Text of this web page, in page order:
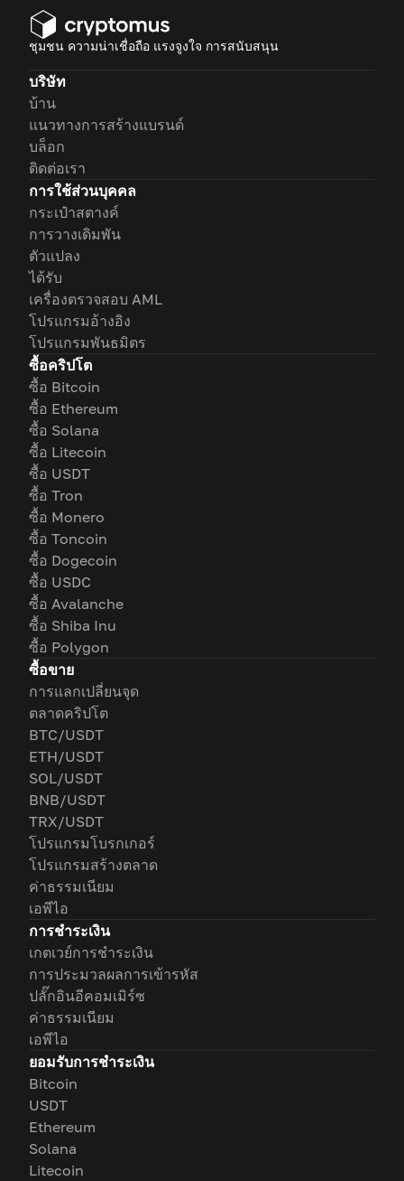
ชุมชน ความน่าเชื่อถือ แรงจูงใจ การสนับสนุน
บริษัท
บ้าน
แนวทางการสร้างแบรนด์
บล็อก
ติดต่อเรา
การใช้ส่วนบุคคล
กระเป๋าสตางค์
การวางเดิมพัน
ตัวแปลง
ได้รับ
เครื่องตรวจสอบ AML
โปรแกรมอ้างอิง
โปรแกรมพันธมิตร
ซื้อคริปโต
ซื้อ Bitcoin
ซื้อ Ethereum
ซื้อ Solana
ซื้อ Litecoin
ซื้อ USDT
ซื้อ Tron
ซื้อ Monero
ซื้อ Toncoin
ซื้อ Dogecoin
ซื้อ USDC
ซื้อ Avalanche
ซื้อ Shiba Inu
ซื้อ Polygon
ซื้อขาย
การแลกเปลี่ยนจุด
ตลาดคริปโต
BTC/USDT
ETH/USDT
SOL/USDT
BNB/USDT
TRX/USDT
โปรแกรมโบรกเกอร์
โปรแกรมสร้างตลาด
ค่าธรรมเนียม
เอพีไอ
การชำระเงิน
เกตเวย์การชำระเงิน
การประมวลผลการเข้ารหัส
ปลั๊กอินอีคอมเมิร์ซ
ค่าธรรมเนียม
เอพีไอ
ยอมรับการชำระเงิน
Bitcoin
USDT
Ethereum
Solana
Litecoin